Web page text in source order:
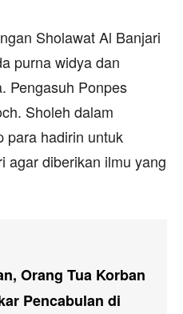
Sholawat Al Banjari
purna widya dan
Pengasuh Ponpes
Sholeh dalam
para hadirin untuk
agar diberikan ilmu yang
Orang Tua Korban
Pencabulan di